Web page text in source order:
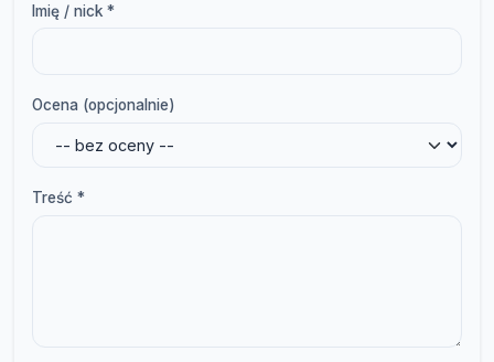
Imię / nick *
Ocena (opcjonalnie)
Treść *